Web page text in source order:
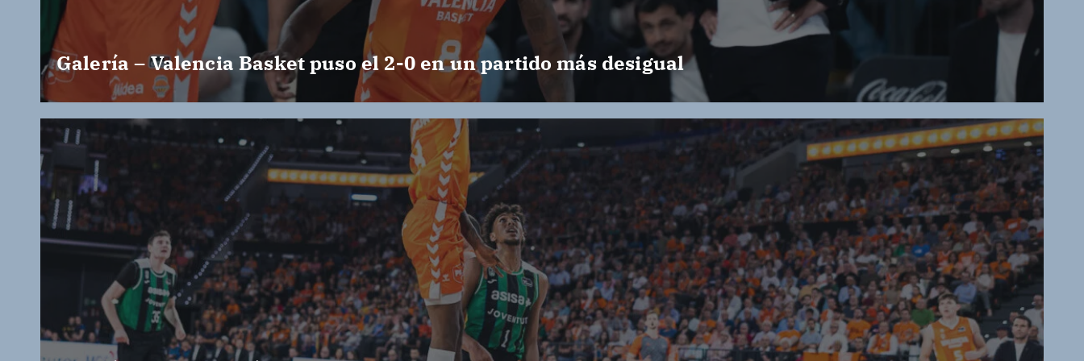
n
t
r
a
d
a
s
Galería – Valencia Basket puso el 2-0 en un partido más desigual